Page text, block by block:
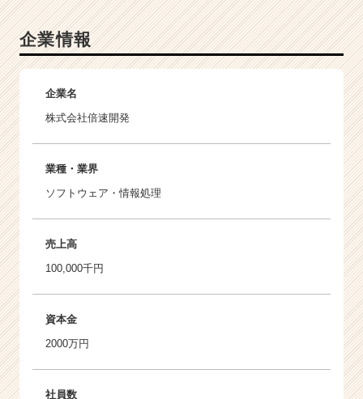
企業情報
企業名
株式会社倍速開発
業種・業界
ソフトウェア・情報処理
売上高
100,000千円
資本金
2000万円
社員数